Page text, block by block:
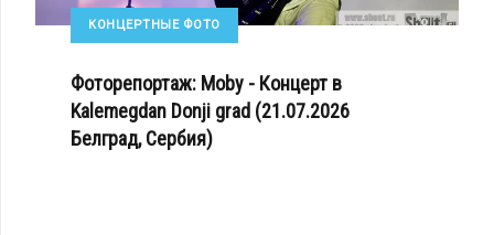
КОНЦЕРТНЫЕ ФОТО
Фоторепортаж: Moby - Концерт в
Kalemegdan Donji grad (21.07.2026
Белград, Сербия)